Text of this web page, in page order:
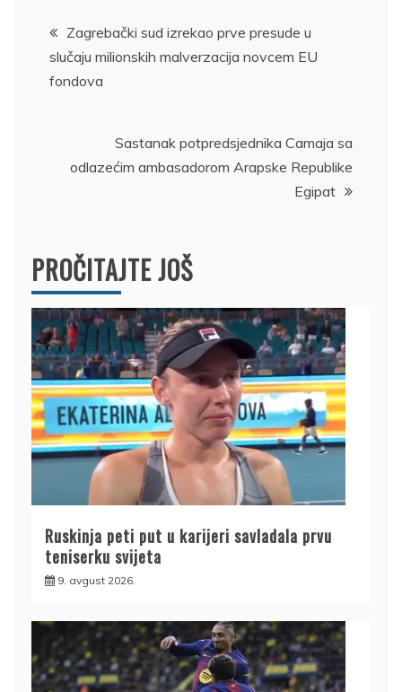
Kretanje
članka
Zagrebački sud izrekao prve presude u
slučaju milionskih malverzacija novcem EU
fondova
Sastanak potpredsjednika Camaja sa
odlazećim ambasadorom Arapske Republike
Egipat
PROČITAJTE JOŠ
Ruskinja peti put u karijeri savladala prvu
teniserku svijeta
9. avgust 2026.